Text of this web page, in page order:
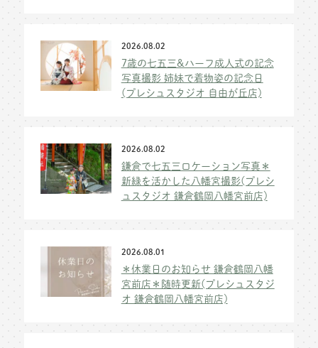
2026.08.02
7歳の七五三&ハーフ成人式の記念
写真撮影 姉妹で着物姿の記念日
(プレシュスタジオ 自由が丘店)
2026.08.02
鎌倉で七五三ロケーション写真＊
新緑を活かした八幡宮撮影(プレシ
ュスタジオ 鎌倉鶴岡八幡宮前店)
2026.08.01
＊休業日のお知らせ 鎌倉鶴岡八幡
宮前店＊随時更新(プレシュスタジ
オ 鎌倉鶴岡八幡宮前店)